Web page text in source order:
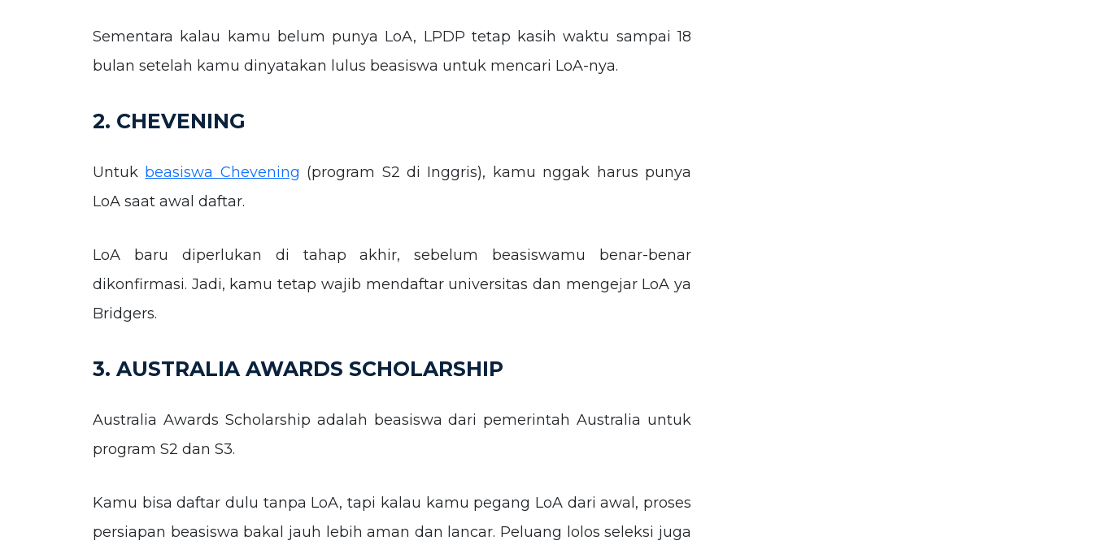
Sementara kalau kamu belum punya LoA, LPDP tetap kasih waktu sampai 18
bulan setelah kamu dinyatakan lulus beasiswa untuk mencari LoA-nya.
2. CHEVENING
Untuk beasiswa Chevening (program S2 di Inggris), kamu nggak harus punya
LoA saat awal daftar.
LoA baru diperlukan di tahap akhir, sebelum beasiswamu benar-benar
dikonfirmasi. Jadi, kamu tetap wajib mendaftar universitas dan mengejar LoA ya
Bridgers.
3. AUSTRALIA AWARDS SCHOLARSHIP
Australia Awards Scholarship adalah beasiswa dari pemerintah Australia untuk
program S2 dan S3.
Kamu bisa daftar dulu tanpa LoA, tapi kalau kamu pegang LoA dari awal, proses
persiapan beasiswa bakal jauh lebih aman dan lancar. Peluang lolos seleksi juga